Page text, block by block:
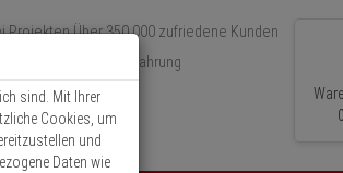
Über 350.000 zufriedene Kunden
Über 15 Jahre Erfahrung
Schneller Versand
0,
sind. Mit Ihrer
Cookies, um
und
Daten wie